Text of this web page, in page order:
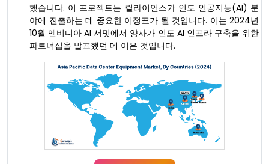
했습니다. 이 프로젝트는 릴라이언스가 인도 인공지능(AI) 분
야에 진출하는 데 중요한 이정표가 될 것입니다. 이는 2024년
10월 엔비디아 AI 서밋에서 양사가 인도 AI 인프라 구축을 위한
파트너십을 발표했던 데 이은 것입니다.